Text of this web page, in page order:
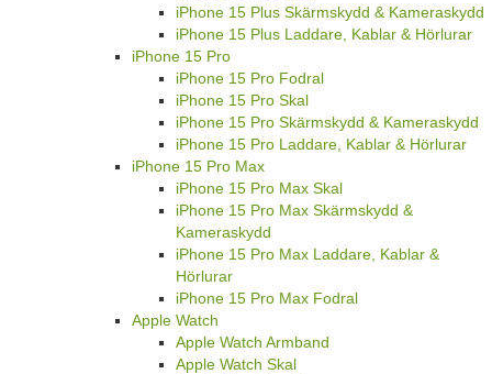
iPhone 15 Plus Skärmskydd & Kameraskydd
iPhone 15 Plus Laddare, Kablar & Hörlurar
iPhone 15 Pro
iPhone 15 Pro Fodral
iPhone 15 Pro Skal
iPhone 15 Pro Skärmskydd & Kameraskydd
iPhone 15 Pro Laddare, Kablar & Hörlurar
iPhone 15 Pro Max
iPhone 15 Pro Max Skal
iPhone 15 Pro Max Skärmskydd &
Kameraskydd
iPhone 15 Pro Max Laddare, Kablar &
Hörlurar
iPhone 15 Pro Max Fodral
Apple Watch
Apple Watch Armband
Apple Watch Skal